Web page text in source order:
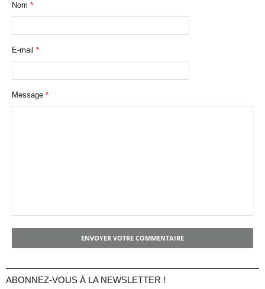
Nom *
E-mail *
Message *
ENVOYER VOTRE COMMENTAIRE
ABONNEZ-VOUS À LA NEWSLETTER !